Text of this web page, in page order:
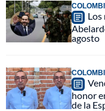
Los
agosto
honor
de la